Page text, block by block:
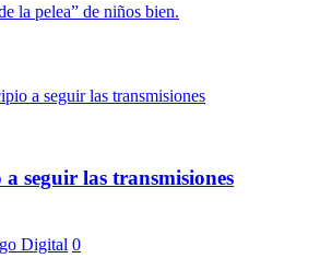
la pelea” de niños bien.
seguir las transmisiones
Digital 0